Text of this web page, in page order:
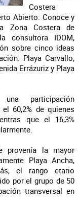
Costera
Abierto: Conoce y
Zona Costera de
consultora IDOM,
sobre cinco ideas
Playa Carvallo,
Errázuriz y Playa
participación
60,2% de quienes
que el 16,3%
provenía la mayor
Playa Ancha,
el rango etario
por el grupo de 50
transversal en